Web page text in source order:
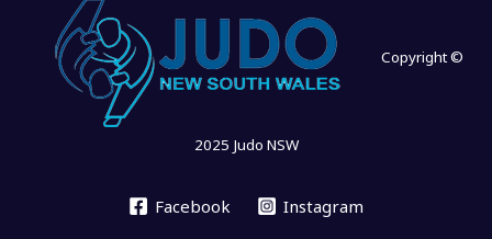
Copyright ©
2025 Judo NSW
Facebook Instagram